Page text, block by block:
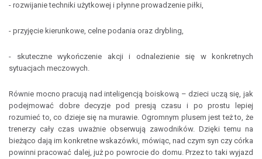
- rozwijanie techniki użytkowej i płynne prowadzenie piłki,
- przyjęcie kierunkowe, celne podania oraz drybling,
- skuteczne wykończenie akcji i odnalezienie się w konkretnych
sytuacjach meczowych.
Równie mocno pracują nad inteligencją boiskową – dzieci uczą się, jak
podejmować dobre decyzje pod presją czasu i po prostu lepiej
rozumieć to, co dzieje się na murawie. Ogromnym plusem jest też to, że
trenerzy cały czas uważnie obserwują zawodników. Dzięki temu na
bieżąco dają im konkretne wskazówki, mówiąc, nad czym syn czy córka
powinni pracować dalej, już po powrocie do domu. Przez to taki wyjazd